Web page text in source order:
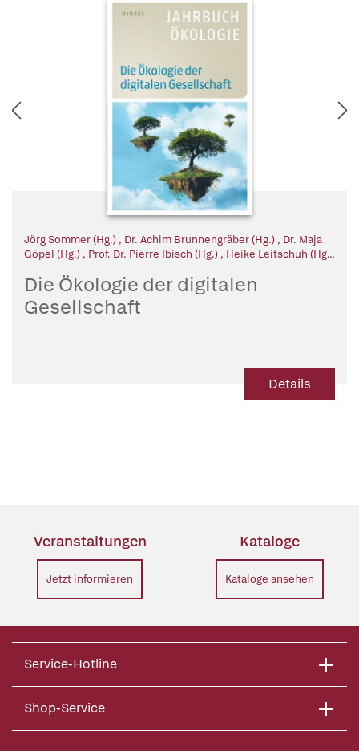
Jörg Sommer (Hg.) , Dr. Achim Brunnengräber (Hg.) , Dr. Maja
Göpel (Hg.) , Prof. Dr. Pierre Ibisch (Hg.) , Heike Leitschuh (Hg.)
Ernst Ulrich von Weizsäcker (Hg.)
Die Ökologie der digitalen
Gesellschaft
Details
Veranstaltungen
Jetzt informieren
Kataloge
Kataloge ansehen
Service-Hotline
Shop-Service